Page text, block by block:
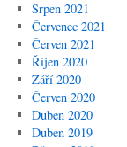
Srpen 2021
Červenec 2021
Červen 2021
Říjen 2020
Září 2020
Červen 2020
Duben 2020
Duben 2019